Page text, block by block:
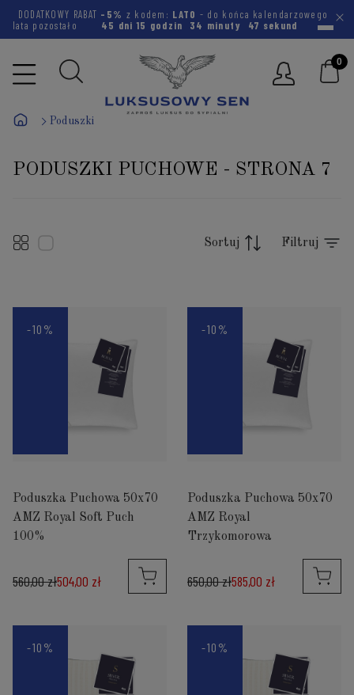
DODATKOWY RABAT -5% z kodem: LATO - do końca kalendarzowego
lata pozostało
45 dni 15 godzin 34 minuty 46 sekund
Poduszki
PODUSZKI PUCHOWE - STRONA 7
Sortuj Filtruj
-10%
Poduszka Puchowa 50x70
AMZ Royal Soft Puch
100%
504,00 zł
560,00 zł
-10%
Poduszka Puchowa 50x70
AMZ Royal
Trzykomorowa
585,00 zł
650,00 zł
-10% -10%